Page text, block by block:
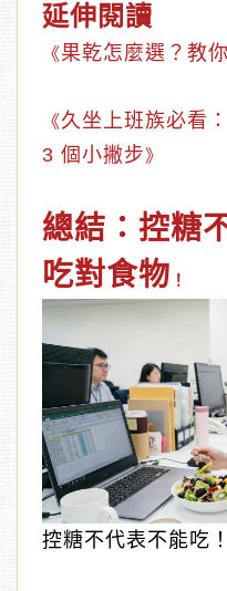
延伸閱讀
《果乾怎麼選？教
《久坐上班族必看
3 個小撇步》
總結：控糖
吃對食物 ！
控糖不代表不能吃！